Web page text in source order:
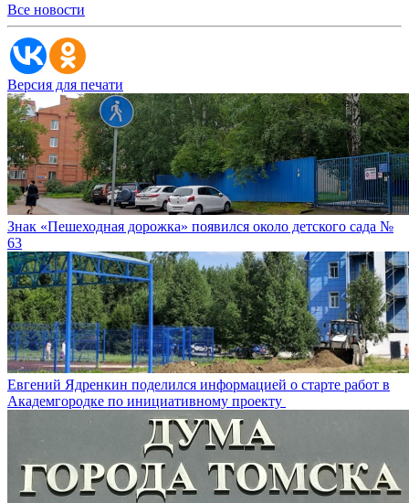
Все новости
Версия для печати
Знак «Пешеходная дорожка» появился около детского сада №
63
Евгений Ядренкин поделился информацией о старте работ в
Академгородке по инициативному проекту